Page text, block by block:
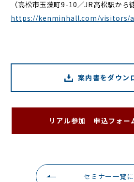
（高松市玉藻町9-10／JR高松駅から
https://kenminhall.com/visitors/
案内書をダウン
リアル参加 申込フォー
セミナー一覧